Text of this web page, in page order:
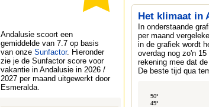
Andalusie scoort een
gemiddelde van 7.7 op basis
van onze Sunfactor. Hieronder
zie je de Sunfactor score voor
vakantie in Andalusie in 2026 /
2027 per maand uitgewerkt door
Esmeralda.
Het klimaat in
In onderstaande
per maand
in de grafiek wordt
overdag nog zo'n
rekening mee dat
De beste tijd qua
50°
45°